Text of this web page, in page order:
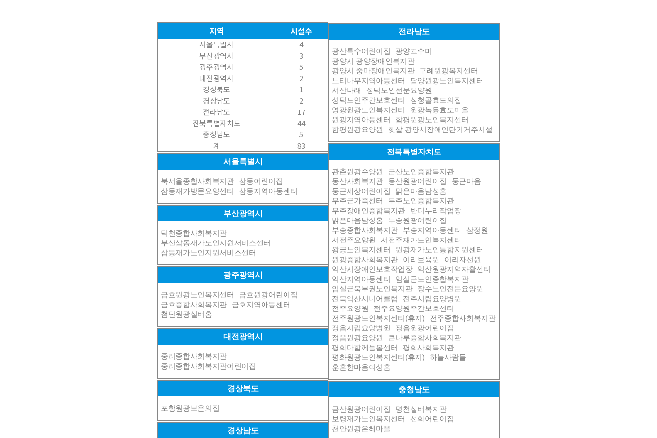
지역 시설수
서울특별시
4
부산광역시
3
광주광역시
5
대전광역시
2
경상북도
1
경상남도
2
전라남도
17
전북특별자치도
44
충청남도
5
계
83
서울특별시
북서울종합사회복지관
삼동어린이집
삼동재가방문요양센터
삼동지역아동센터
부산광역시
덕천종합사회복지관
부산삼동재가노인지원서비스센터
삼동재가노인지원서비스센터
광주광역시
금호원광노인복지센터
금호원광어린이집
금호종합사회복지관
금호지역아동센터
첨단원광실버홈
대전광역시
중리종합사회복지관
중리종합사회복지관어린이집
경상북도
포항원광보은의집
경상남도
전라남도
광산특수어린이집
광양꼬수미
광양시 광양장애인복지관
광양시 중마장애인복지관
구례원광복지센터
느티나무지역아동센터
담양원광노인복지센터
서산나래
성덕노인전문요양원
성덕노인주간보호센터
심청골효도의집
영광원광노인복지센터
원광녹동효도마을
원광지역아동센터
함평원광노인복지센터
함평원광요양원
햇살 광양시장애인단기거주시설
전북특별자치도
관촌원광수양원
군산노인종합복지관
동산사회복지관
동산원광어린이집
둥근마음
둥근세상어린이집
맑은마음남성홈
무주군가족센터
무주노인종합복지관
무주장애인종합복지관
반디누리작업장
밝은마음남성홈
부송원광어린이집
부송종합사회복지관
부송지역아동센터
삼정원
서전주요양원
서전주재가노인복지센터
왕궁노인복지센터
원광재가노인통합지원센터
원광종합사회복지관
이리보육원
이리자선원
익산시장애인보호작업장
익산원광지역자활센터
익산지역아동센터
임실군노인종합복지관
임실군북부권노인복지관
장수노인전문요양원
전북익산시니어클럽
전주시립요양병원
전주요양원
전주요양원주간보호센터
전주원광노인복지센터(휴지)
전주종합사회복지관
정읍시립요양병원
정읍원광어린이집
정읍원광요양원
큰나루종합사회복지관
평화다함께돌봄센터
평화사회복지관
평화원광노인복지센터(휴지)
하늘사람들
훈훈한마음여성홈
충청남도
금산원광어린이집
명천실버복지관
보령재가노인복지센터
선화어린이집
천안원광은혜마을